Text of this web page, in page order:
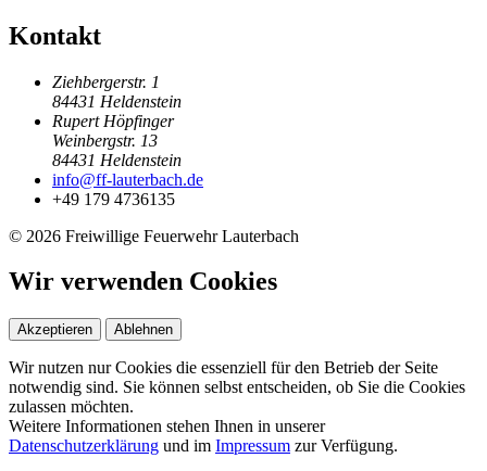
Kontakt
Ziehbergerstr. 1
84431 Heldenstein
Rupert Höpfinger
Weinbergstr. 13
84431 Heldenstein
info@ff-lauterbach.de
+49 179 4736135
© 2026 Freiwillige Feuerwehr Lauterbach
Wir verwenden Cookies
Akzeptieren Ablehnen
Wir nutzen nur Cookies die essenziell für den Betrieb der Seite
notwendig sind. Sie können selbst entscheiden, ob Sie die Cookies
zulassen möchten.
Weitere Informationen stehen Ihnen in unserer
Datenschutzerklärung und im Impressum zur Verfügung.